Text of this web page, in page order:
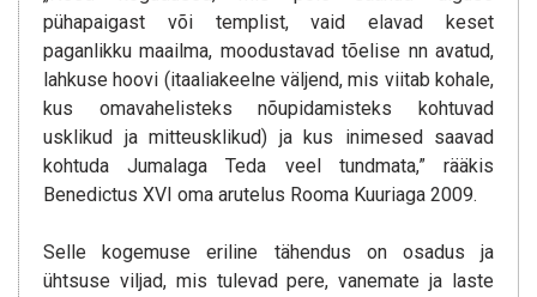
pühapaigast või templist, vaid elavad keset
paganlikku maailma, moodustavad tõelise nn avatud,
lahkuse hoovi (itaaliakeelne väljend, mis viitab kohale,
kus omavahelisteks nõupidamisteks kohtuvad
usklikud ja mitteusklikud) ja kus inimesed saavad
kohtuda Jumalaga Teda veel tundmata,” rääkis
Benedictus XVI oma arutelus Rooma Kuuriaga 2009.
Selle kogemuse eriline tähendus on osadus ja
ühtsuse viljad, mis tulevad pere, vanemate ja laste